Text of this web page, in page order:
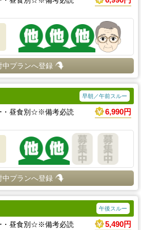
中プランへ登録
早朝／午前スルー
・昼食別☆※備考必読 6,990円
中プランへ登録
午後スルー
・昼食別☆※備考必読 5,490円